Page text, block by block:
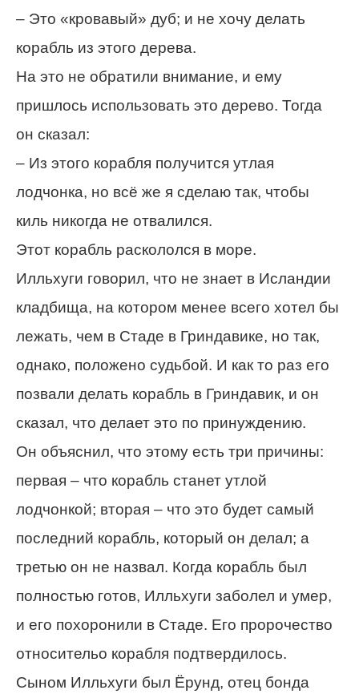
– Это «кровавый» дуб; и не хочу делать
корабль из этого дерева.
На это не обратили внимание, и ему
пришлось использовать это дерево. Тогда
он сказал:
– Из этого корабля получится утлая
лодчонка, но всё же я сделаю так, чтобы
киль никогда не отвалился.
Этот корабль раскололся в море.
Илльхуги говорил, что не знает в Исландии
кладбища, на котором менее всего хотел бы
лежать, чем в Стаде в Гриндавике, но так,
однако, положено судьбой. И как то раз его
позвали делать корабль в Гриндавик, и он
сказал, что делает это по принуждению.
Он объяснил, что этому есть три причины:
первая – что корабль станет утлой
лодчонкой; вторая – что это будет самый
последний корабль, который он делал; а
третью он не назвал. Когда корабль был
полностью готов, Илльхуги заболел и умер,
и его похоронили в Стаде. Его пророчество
относительо корабля подтвердилось.
Сыном Илльхуги был Ёрунд, отец бонда